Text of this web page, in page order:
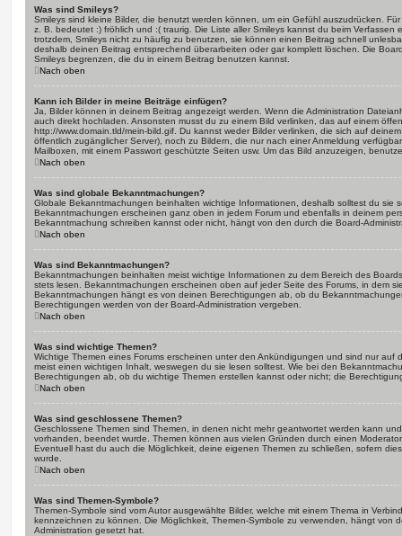
Was sind Smileys?
Smileys sind kleine Bilder, die benutzt werden können, um ein Gefühl auszudrücken.
z. B. bedeutet :) fröhlich und :( traurig. Die Liste aller Smileys kannst du beim Verfassen
trotzdem, Smileys nicht zu häufig zu benutzen, sie können einen Beitrag schnell
deshalb deinen Beitrag entsprechend überarbeiten oder gar komplett löschen. Die
Smileys begrenzen, die du in einem Beitrag benutzen kannst.
Nach oben
Kann ich Bilder in meine Beiträge einfügen?
Ja, Bilder können in deinem Beitrag angezeigt werden. Wenn die Administration
auch direkt hochladen. Ansonsten musst du zu einem Bild verlinken, das auf einem
http://www.domain.tld/mein-bild.gif. Du kannst weder Bilder verlinken, die sich auf
öffentlich zugänglicher Server), noch zu Bildern, die nur nach einer Anmeldung
Mailboxen, mit einem Passwort geschützte Seiten usw. Um das Bild anzuzeigen,
Nach oben
Was sind globale Bekanntmachungen?
Globale Bekanntmachungen beinhalten wichtige Informationen, deshalb solltest du sie
Bekanntmachungen erscheinen ganz oben in jedem Forum und ebenfalls in deinem
Bekanntmachung schreiben kannst oder nicht, hängt von den durch die Board-
Nach oben
Was sind Bekanntmachungen?
Bekanntmachungen beinhalten meist wichtige Informationen zu dem Bereich des
stets lesen. Bekanntmachungen erscheinen oben auf jeder Seite des Forums, in dem
Bekanntmachungen hängt es von deinen Berechtigungen ab, ob du
Berechtigungen werden von der Board-Administration vergeben.
Nach oben
Was sind wichtige Themen?
Wichtige Themen eines Forums erscheinen unter den Ankündigungen und sind nur auf
meist einen wichtigen Inhalt, weswegen du sie lesen solltest. Wie bei den
Berechtigungen ab, ob du wichtige Themen erstellen kannst oder nicht; die
Nach oben
Was sind geschlossene Themen?
Geschlossene Themen sind Themen, in denen nicht mehr geantwortet werden kann
vorhanden, beendet wurde. Themen können aus vielen Gründen durch einen
Eventuell hast du auch die Möglichkeit, deine eigenen Themen zu schließen, sofern
wurde.
Nach oben
Was sind Themen-Symbole?
Themen-Symbole sind vom Autor ausgewählte Bilder, welche mit einem Thema in
kennzeichnen zu können. Die Möglichkeit, Themen-Symbole zu verwenden, hängt von
Administration gesetzt hat.